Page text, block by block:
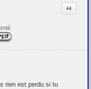
Citation
rien est perdu si tu